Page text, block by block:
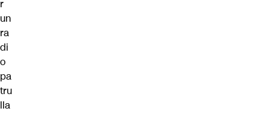
r
un
ra
di
o
pa
tru
lla